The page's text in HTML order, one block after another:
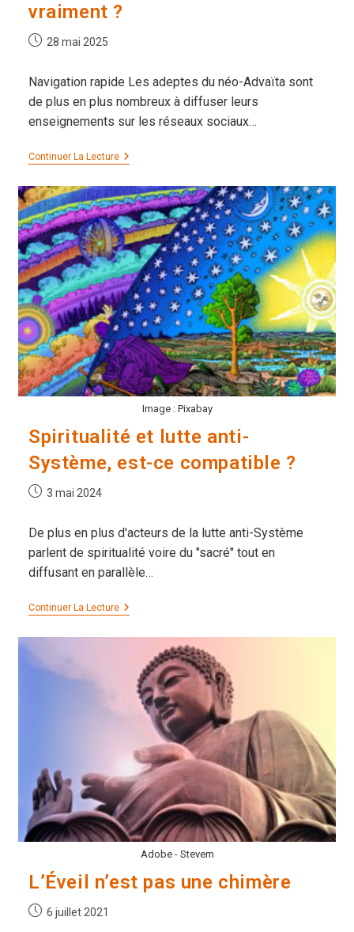
vraiment ?
Publication
28 mai 2025
Navigation rapide Les adeptes du néo-Advaïta sont
de plus en plus nombreux à diffuser leurs
enseignements sur les réseaux sociaux…
Continuer La LectureIl
Personne
À
Éveiller,
Vraiment
?
Image : Pixabay
Spiritualité et lutte anti-
Système, est-ce compatible ?
Publication
3 mai 2024
De plus en plus d'acteurs de la lutte anti-Système
parlent de spiritualité voire du "sacré" tout en
diffusant en parallèle…
Continuer La LectureSpiritualité
Système,
Compatible ?
Adobe - Stevem
L’Éveil n’est pas une chimère
Publication
6 juillet 2021